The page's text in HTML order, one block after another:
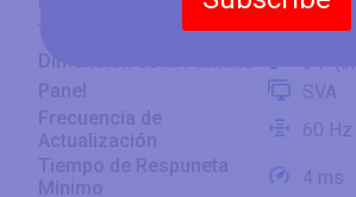
Monitor
Dimensión de la Pantalla
Frecuencia de
Actualización
60 Hz